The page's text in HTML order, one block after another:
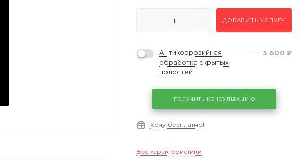
ДОБАВИТЬ УСЛУГУ
Антикоррозийная
обработка скрытых
полостей
5 600 ₽
ПОЛУЧИТЬ КОНСУЛЬТАЦИЮ
Хочу бесплатно!
Все характеристики